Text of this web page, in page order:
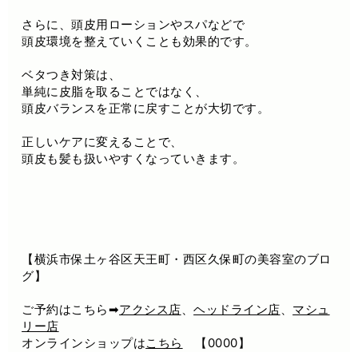
さらに、頭皮用ローションやスパなどで
頭皮環境を整えていくことも効果的です。
ベタつき対策は、
単純に皮脂を取ることではなく、
頭皮バランスを正常に戻すことが大切です。
正しいケアに変えることで、
頭皮も髪も扱いやすくなっていきます。
【横浜市保土ヶ谷区天王町・西区久保町の美容室のブロ
グ】
ご予約はこちら➡アクシス店、ヘッドライン店、 マシュ
リー店
オンラインショップはこちら 【0000】